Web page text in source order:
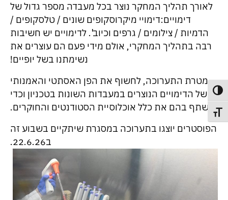
הפעל/כבה ניגודיות גבוהה
מתג גודל גופן
לאורך תהליך המחקר נוצר בכל מעבדה מספר גדול של
דימויים:דימויי מיקרוסקופים שונים / טלסקופים /
הדמיות / צילומים / גרפים וכיוב'. לדימויים יש חשיבות
רבה בתהליך המחקרי, אולם מידי פעם הם עוצרים את
נשימתנו בשל יופיים!
מטרת התערוכה, לחשוף את הפן האסתטי והאמנותי
של הדימויים הנוצרים במעבדות השונות בטכניון וכדי
לשתף בהם את כלל אוכלוסיית הסטודנטים והחוקרים.
הפוסטרים יוצגו בתערוכה במסגרת שיתקיים בשבוע זה
ב22.6.26.